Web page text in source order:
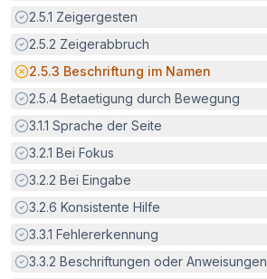
Erfüllt:
2.5.1 Zeigergesten
Erfüllt:
2.5.2 Zeigerabbruch
Potenzielle Barriere:
2.5.3 Beschriftung im Namen
Erfüllt:
2.5.4 Betaetigung durch Bewegung
Erfüllt:
3.1.1 Sprache der Seite
Erfüllt:
3.2.1 Bei Fokus
Erfüllt:
3.2.2 Bei Eingabe
Erfüllt:
3.2.6 Konsistente Hilfe
Erfüllt:
3.3.1 Fehlererkennung
Erfüllt:
3.3.2 Beschriftungen oder Anweisungen